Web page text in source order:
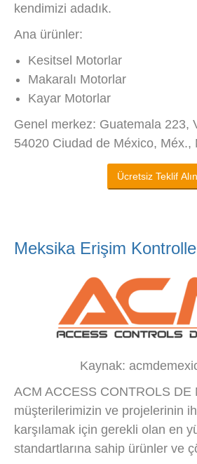
kendimizi adadık.
Ana ürünler:
Kesitsel Motorlar
Makaralı Motorlar
Kayar Motorlar
Genel merkez: Guatemala 223,
54020 Ciudad de México, Méx.,
Ücretsiz Teklif Alın
Meksika Erişim
Kaynak:
ACM ACCESS CONTROLS DE
müşterilerimizin ve projelerinin
karşılamak için gerekli olan en
standartlarına sahip ürünler ve